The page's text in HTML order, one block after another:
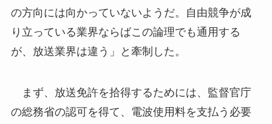
の方向には向かっていないようだ。自由競争が成
り立っている業界ならばこの論理でも通用する
が、放送業界は違う」と牽制した。
まず、放送免許を拾得するためには、監督官庁
の総務省の認可を得て、電波使用料を支払う必要